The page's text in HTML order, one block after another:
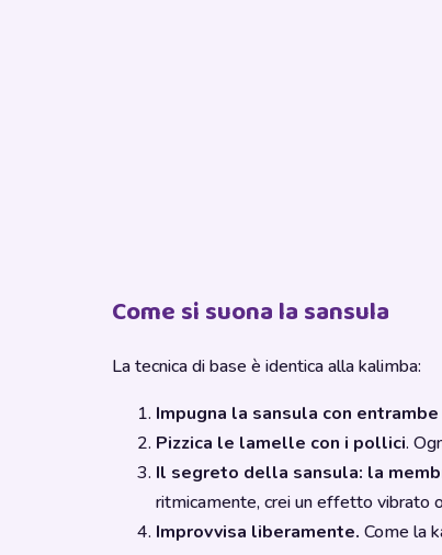
Come si suona la sansula
La tecnica di base è identica alla kalimba:
Impugna la sansula con
Pizzica le lamelle con i pollici.
Il segreto della sansula: la
ritmicamente, crei un effetto vibrato
Improvvisa liberamente. Come la